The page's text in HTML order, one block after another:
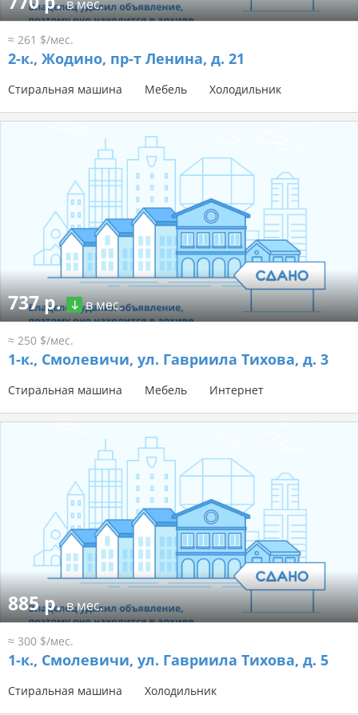
в мес.
≈ 261 $/мес.
2-к., Жодино, пр-т Ленина, д. 21
Стиральная машина Мебель Холодильник
737 р. в мес.
≈ 250 $/мес.
1-к., Смолевичи, ул. Гавриила Тихова, д. 3
Стиральная машина Мебель Интернет
885 р.в мес.
≈ 300 $/мес.
1-к., Смолевичи, ул. Гавриила Тихова, д. 5
Стиральная машина Холодильник